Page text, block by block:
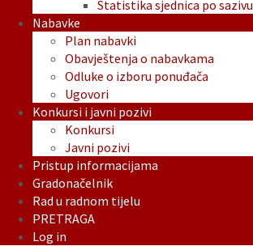
Statistika sjednica po sazivu
Nabavke
Plan nabavki
Obavještenja o nabavkama
Odluke o izboru ponuđača
Ugovori
Konkursi i javni pozivi
Konkursi
Javni pozivi
Pristup informacijama
Gradonačelnik
Rad u radnom tijelu
PRETRAGA
Log in